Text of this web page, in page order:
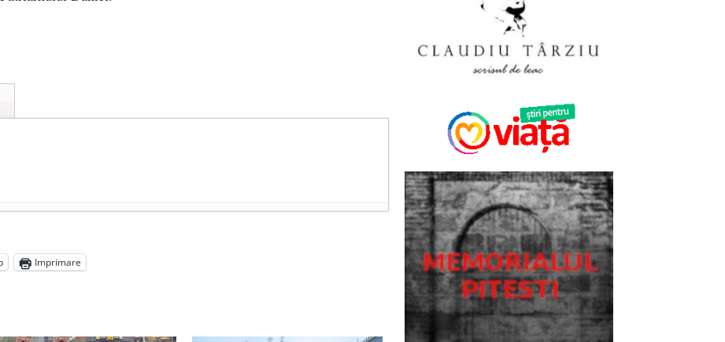
președintele Ucrainei, Volodymyr Zelensky
aprilie 2026
poetului Octavian Goga, înlăturat din Iași
Imprimare